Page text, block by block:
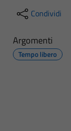
Condividi
Argomenti
Tempo libero